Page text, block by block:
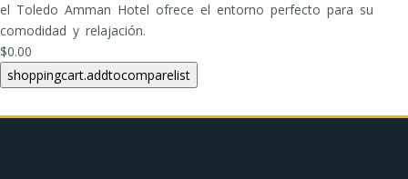
el Toledo Amman Hotel ofrece el entorno perfecto para su
comodidad y relajación.
$0.00